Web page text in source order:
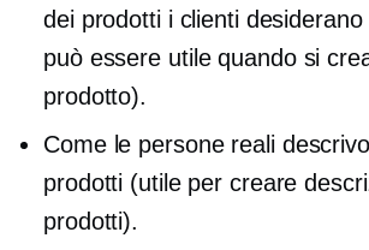
dei prodotti i clienti
può essere utile quando si
prodotto).
Come le persone reali
prodotti (utile per creare
prodotti).